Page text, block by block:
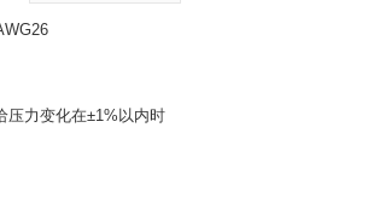
压力变化在±1%以内时